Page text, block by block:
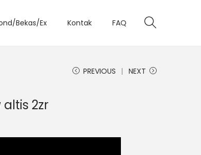
Bekas/Ex Kontak FAQ
PREVIOUS NEXT
2zr